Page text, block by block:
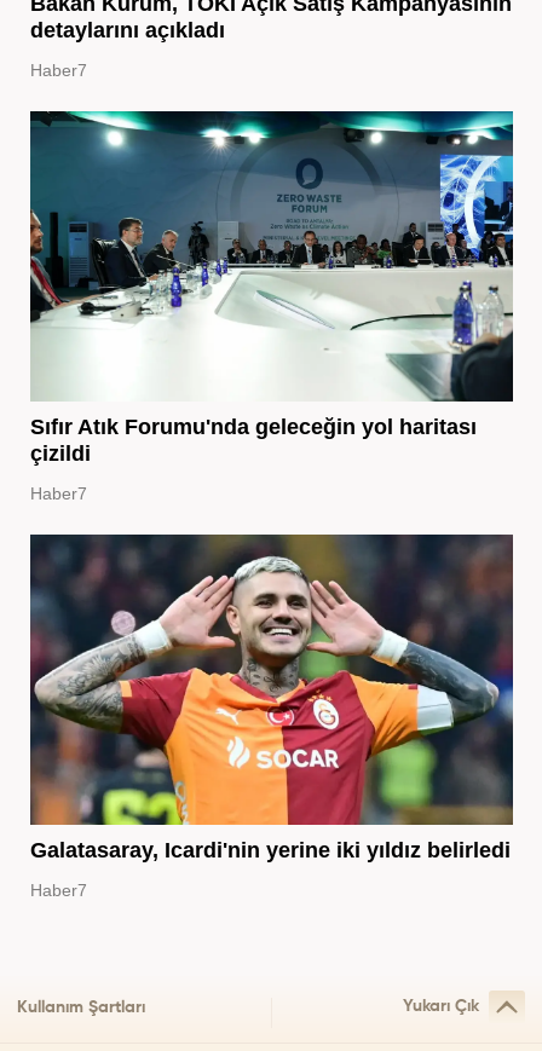
detaylarını açıkladı
Haber7
Sıfır Atık Forumu'nda geleceğin yol haritası
çizildi
Haber7
Galatasaray, Icardi'nin yerine iki yıldız belirledi
Haber7
Kullanım Şartları Yukarı Çık